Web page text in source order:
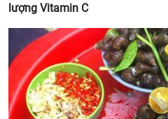
lượng Vitamin C